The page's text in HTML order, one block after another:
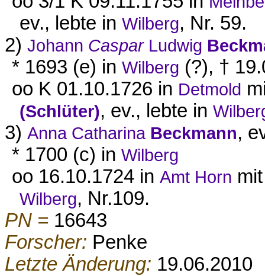
ev., lebte in Wilberg, Nr. 59.
2) Johann CasparLudwig
* 1693 (e) inWilberg (?), †
oo K 01.10.1726 in Detmold
(Schlüter), ev., lebte in
3) Anna Catharina Beckmann,
* 1700 (c) inWilberg
oo 16.10.1724 inAmt Horn
Wilberg, Nr.109.
PN = 16643
Forscher: Penke
Letzte Änderung: 19.06.2010